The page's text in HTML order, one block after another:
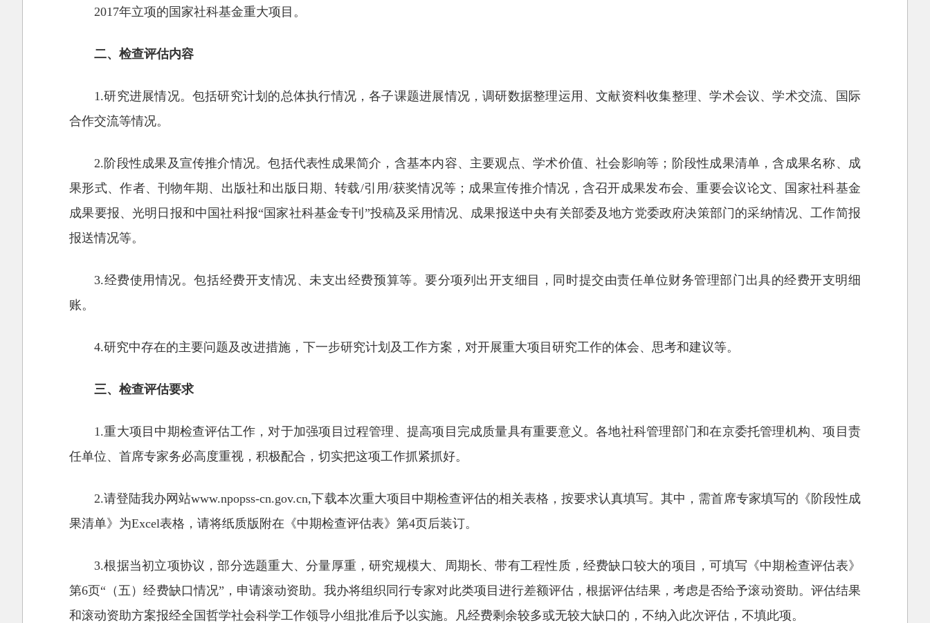
2017年立项的国家社科基金重大项目。
二、检查评估内容
1.研究进展情况。包括研究计划的总体执行情况，各子课题进展情况，调研数据整理运用、文献资料收集整理、学术会议、学术交流、国际
合作交流等情况。
2.阶段性成果及宣传推介情况。包括代表性成果简介，含基本内容、主要观点、学术价值、社会影响等；阶段性成果清单，含成果名称、成
果形式、作者、刊物年期、出版社和出版日期、转载/引用/获奖情况等；成果宣传推介情况，含召开成果发布会、重要会议论文、国家社科基金
成果要报、光明日报和中国社科报“国家社科基金专刊”投稿及采用情况、成果报送中央有关部委及地方党委政府决策部门的采纳情况、工作简报
报送情况等。
3.经费使用情况。包括经费开支情况、未支出经费预算等。要分项列出开支细目，同时提交由责任单位财务管理部门出具的经费开支明细
账。
4.研究中存在的主要问题及改进措施，下一步研究计划及工作方案，对开展重大项目研究工作的体会、思考和建议等。
三、检查评估要求
1.重大项目中期检查评估工作，对于加强项目过程管理、提高项目完成质量具有重要意义。各地社科管理部门和在京委托管理机构、项目责
任单位、首席专家务必高度重视，积极配合，切实把这项工作抓紧抓好。
2.请登陆我办网站www.npopss-cn.gov.cn,下载本次重大项目中期检查评估的相关表格，按要求认真填写。其中，需首席专家填写的《阶段性成
果清单》为Excel表格，请将纸质版附在《中期检查评估表》第4页后装订。
3.根据当初立项协议，部分选题重大、分量厚重，研究规模大、周期长、带有工程性质，经费缺口较大的项目，可填写《中期检查评估表》
第6页“（五）经费缺口情况”，申请滚动资助。我办将组织同行专家对此类项目进行差额评估，根据评估结果，考虑是否给予滚动资助。评估结果
和滚动资助方案报经全国哲学社会科学工作领导小组批准后予以实施。凡经费剩余较多或无较大缺口的，不纳入此次评估，不填此项。